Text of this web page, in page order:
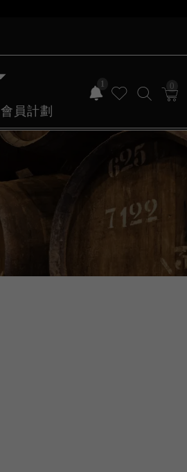
1 0
會員計劃